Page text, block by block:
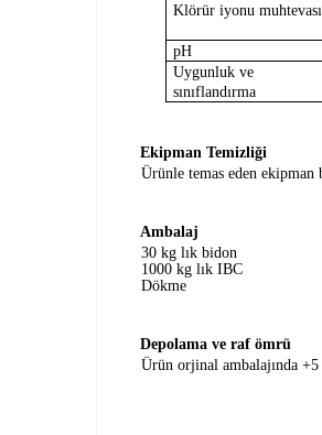
Klörür iyonu muhtevası
pH
Uygunluk ve
sınıflandırma
Ekipman Temizliği
Ürünle temas eden
Ambalaj
30 kg lık bidon
1000 kg lık IBC
Dökme
Depolama ve raf ömrü
Ürün orjinal ambalajında +5